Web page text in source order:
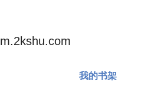
我的书架